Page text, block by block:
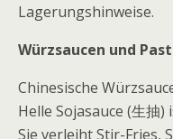
Lagerungshinweise.
Würzsaucen und
Chinesische
Helle Sojasauce (生抽
Sie verleiht Stir-Fries,